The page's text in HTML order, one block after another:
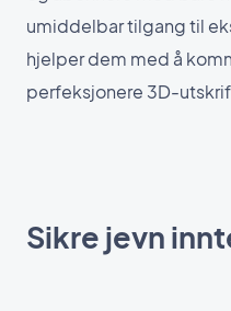
umiddelbar tilgang til
hjelper dem med å
perfeksjonere 3D-
Sikre jevn